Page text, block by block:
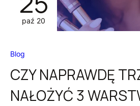
paź 20
Blog
CZY NAPRAWDĘ
NAŁOŻYĆ 3